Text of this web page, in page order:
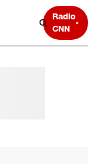
Radio
CNN